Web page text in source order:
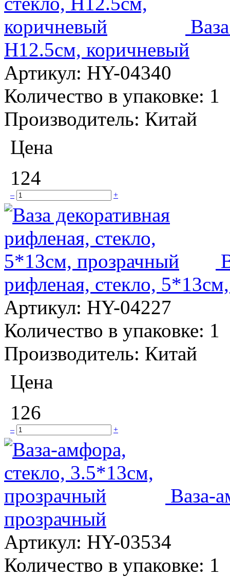
H12.5см, коричневый
Артикул: HY-04340
Количество в упаковке: 1
Производитель: Китай
Цена
124
– +
рифленая, стекло,
Артикул: HY-04227
Количество в упаковке: 1
Производитель: Китай
Цена
126
– +
Ваза-
прозрачный
Артикул: HY-03534
Количество в упаковке: 1